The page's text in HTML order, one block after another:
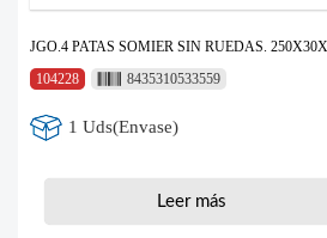
JGO.4 PATAS SOMIER SIN RUEDAS.
104228
8435310533559
1 Uds(Envase)
Leer más